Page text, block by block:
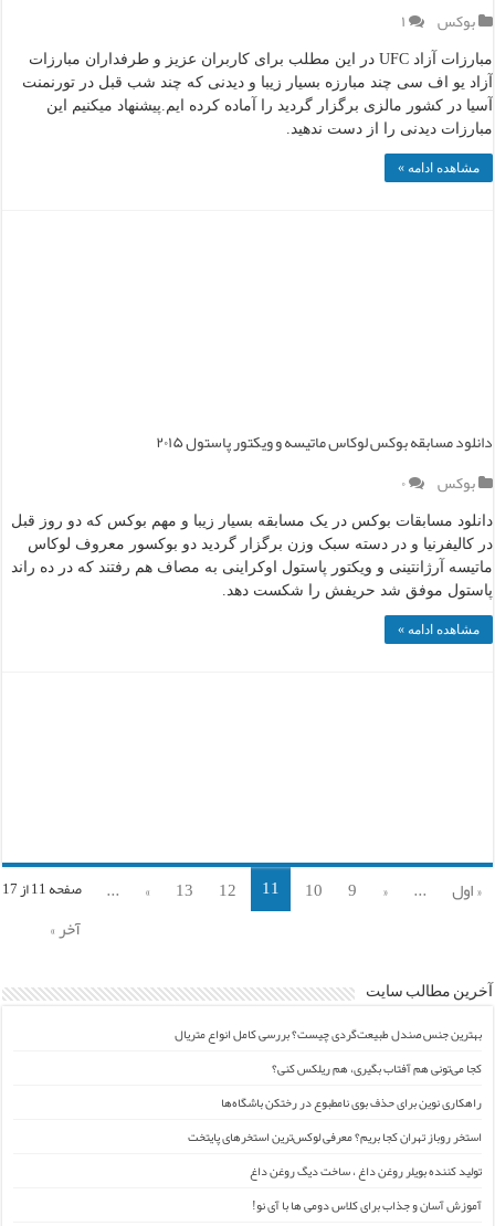
بوکس
۱
مبارزات آزاد UFC در این مطلب برای کاربران عزیز و طرفداران مبارزات
آزاد یو اف سی چند مبارزه بسیار زیبا و دیدنی که چند شب قبل در تورنمنت
آسیا در کشور مالزی برگزار گردید را آماده کرده ایم.پیشنهاد میکنیم این
مبارزات دیدنی را از دست ندهید.
مشاهده ادامه »
دانلود مسابقه بوکس لوکاس ماتیسه و ویکتور پاستول ۲۰۱۵
بوکس
۰
دانلود مسابقات بوکس در یک مسابقه بسیار زیبا و مهم بوکس که دو روز قبل
در کالیفرنیا و در دسته سبک وزن برگزار گردید دو بوکسور معروف لوکاس
ماتیسه آرژانتینی و ویکتور پاستول اوکراینی به مصاف هم رفتند که در ده راند
پاستول موفق شد حریفش را شکست دهد.
مشاهده ادامه »
صفحه 11 از 17 « اول ...
«
9
10
11
12
13
»
...
آخر »
آخرین مطالب سایت
بهترین جنس صندل طبیعت‌گردی چیست؟ بررسی کامل انواع متریال
کجا می‌تونی هم آفتاب بگیری، هم ریلکس کنی؟
راهکاری نوین برای حذف بوی نامطبوع در رختکن باشگاه‌ها
استخر روباز تهران کجا بریم؟ معرفی لوکس‌ترین استخرهای پایتخت
تولید کننده بویلر روغن داغ ، ساخت دیگ روغن داغ
آموزش آسان و جذاب برای کلاس دومی ها با آی نو!